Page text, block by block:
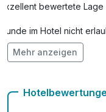
Exzellent bewertete Lage
Hunde im Hotel nicht
Check-out bis 12 Uhr
Mehr anzeigen